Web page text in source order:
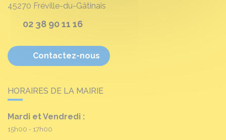
45270 Fréville-du-Gâtinais
02 38 90 11 16
Contactez-nous
HORAIRES DE LA MAIRIE
Mardi et Vendredi :
15h00 - 17h00